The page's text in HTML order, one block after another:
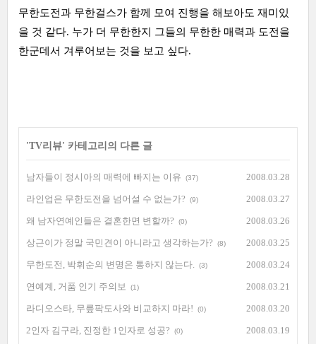
무한도전과 무한걸스가 함께 모여 진행을 해보아도 재미있
을 것 같다. 누가 더 무한한지 그들의 무한한 매력과 도전을
한군데서 겨루어보는 것을 보고 싶다.
'TV리뷰' 카테고리의 다른 글
남자들이 정시아의 매력에 빠지는 이유 (37) 2008.03.28
라인업은 무한도전을 넘어설 수 없는가? (9) 2008.03.27
왜 남자연예인들은 결혼한면 변할까? (0) 2008.03.26
상근이가 정말 국민견이 아니라고 생각하는가? (8) 2008.03.25
무한도전, 박휘순의 변명은 통하지 않는다. (3) 2008.03.24
연예계, 거품 인기 주의보 (1) 2008.03.21
라디오스타, 무릎팍도사와 비교하지 마라! (0) 2008.03.20
2인자 김구라, 진정한 1인자로 성공? (0) 2008.03.19